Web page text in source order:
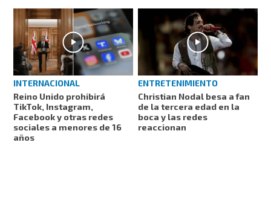
INTERNACIONAL
Reino Unido prohibirá
TikTok, Instagram,
Facebook y otras redes
sociales a menores de 16
años
ENTRETENIMIENTO
Christian Nodal besa a fan
de la tercera edad en la
boca y las redes
reaccionan